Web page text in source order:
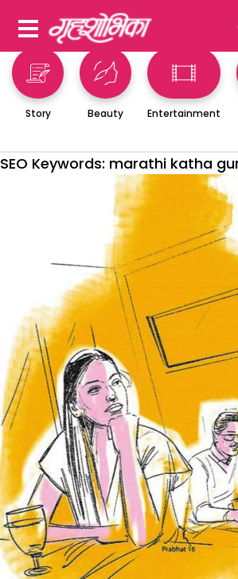
Story Beauty Entertainment
SEO Keywords: marathi katha